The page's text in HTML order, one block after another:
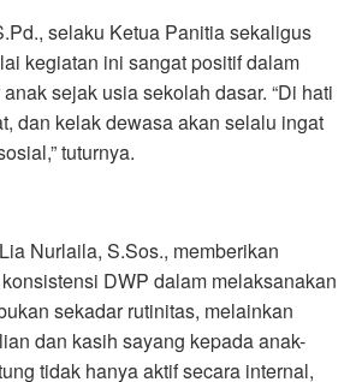
selaku Ketua Panitia sekaligus
kegiatan ini sangat positif dalam
sejak usia sekolah dasar. “Di hati
dan kelak dewasa akan selalu ingat
tuturnya.
Nurlaila, S.Sos., memberikan
DWP dalam melaksanakan
sekadar rutinitas, melainkan
dan kasih sayang kepada anak-
tidak hanya aktif secara internal,